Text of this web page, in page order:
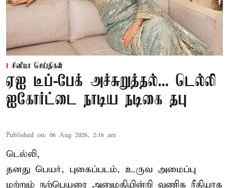
சினிமா செய்திகள்
ஏஐ டீப்-பேக் அச்சுறுத்தல்... டெல்லி
ஐகோர்ட்டை நாடிய நடிகை தபு
Published on: 06 Aug 2026, 2:16 am
டெல்லி,
தனது பெயர், புகைப்படம், உருவ அமைப்பு
மற்றும் நற்பெயரை அனுமதியின்றி வணிக ரீதியாக